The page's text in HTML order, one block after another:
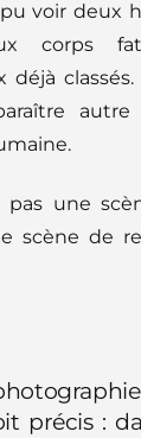
voir deux
corps
déjà
pas une
scène de
précis :